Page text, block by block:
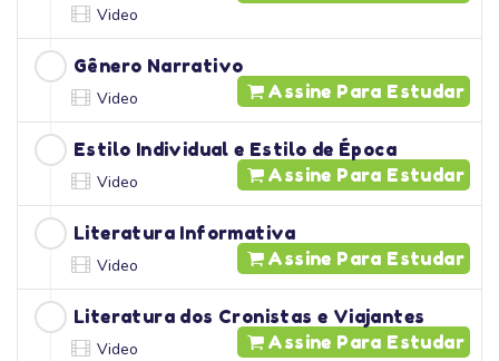
Video
Gênero Narrativo
Assine Para Estudar
Video
Estilo Individual e Estilo de Época
Assine Para Estudar
Video
Literatura Informativa
Assine Para Estudar
Video
Literatura dos Cronistas e Viajantes
Assine Para Estudar
Video